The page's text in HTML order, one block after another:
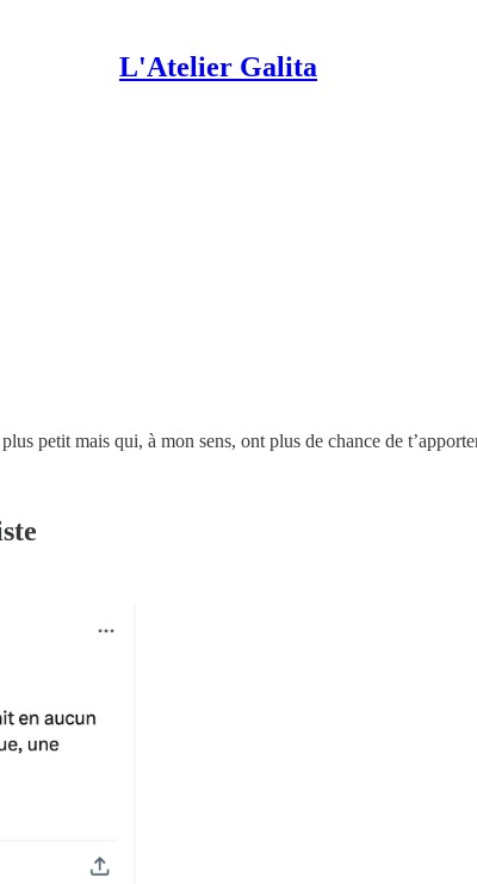
L'Atelier Galita
petit mais qui, à mon sens, ont plus de chance de